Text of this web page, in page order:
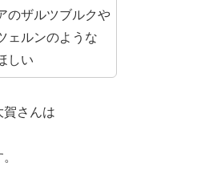
のザルツブルクや
ェルンのような
しい
賀さんは